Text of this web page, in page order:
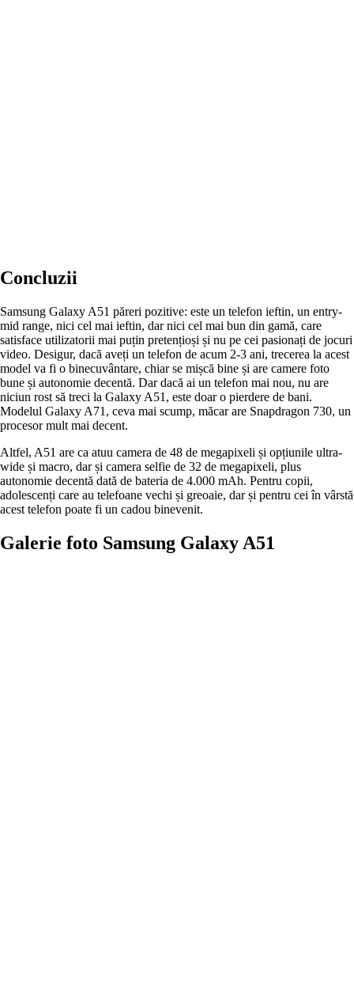
Concluzii
Samsung Galaxy A51 păreri pozitive: este un telefon ieftin, un entry-
mid range, nici cel mai ieftin, dar nici cel mai bun din gamă, care
satisface utilizatorii mai puțin pretențioși și nu pe cei pasionați de jocuri
video. Desigur, dacă aveți un telefon de acum 2-3 ani, trecerea la acest
model va fi o binecuvântare, chiar se mișcă bine și are camere foto
bune și autonomie decentă. Dar dacă ai un telefon mai nou, nu are
niciun rost să treci la Galaxy A51, este doar o pierdere de bani.
Modelul Galaxy A71, ceva mai scump, măcar are Snapdragon 730, un
procesor mult mai decent.
Altfel, A51 are ca atuu camera de 48 de megapixeli și opțiunile ultra-
wide și macro, dar și camera selfie de 32 de megapixeli, plus
autonomie decentă dată de bateria de 4.000 mAh. Pentru copii,
adolescenți care au telefoane vechi și greoaie, dar și pentru cei în vârstă
acest telefon poate fi un cadou binevenit.
Galerie foto Samsung Galaxy A51